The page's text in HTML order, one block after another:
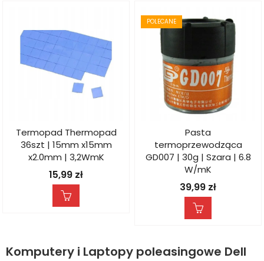
Termopad Thermopad
36szt | 15mm x15mm
x2.0mm | 3,2WmK
15,99 zł
POLECANE
Pasta
termoprzewodząca
GD007 | 30g | Szara | 6.8
W/mK
39,99 zł
Komputery i Laptopy poleasingowe Dell